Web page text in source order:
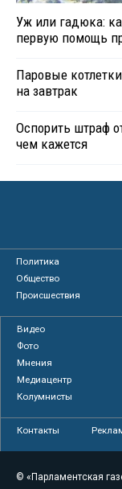
Уж или гадюка:
первую помощь
Паровые
на завтрак
Оспорить штраф
чем кажется
Политика
Общество
Происшествия
Видео
Фото
Мнения
Медиацентр
Колумнисты
Контакты
© «Парламентская